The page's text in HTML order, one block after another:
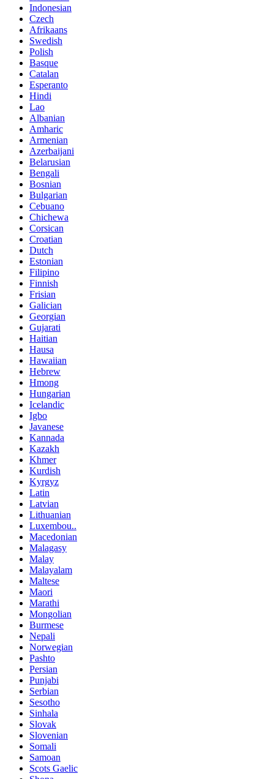
Indonesian
Czech
Afrikaans
Swedish
Polish
Basque
Catalan
Esperanto
Hindi
Lao
Albanian
Amharic
Armenian
Azerbaijani
Belarusian
Bengali
Bosnian
Bulgarian
Cebuano
Chichewa
Corsican
Croatian
Dutch
Estonian
Filipino
Finnish
Frisian
Galician
Georgian
Gujarati
Haitian
Hausa
Hawaiian
Hebrew
Hmong
Hungarian
Icelandic
Igbo
Javanese
Kannada
Kazakh
Khmer
Kurdish
Kyrgyz
Latin
Latvian
Lithuanian
Luxembou..
Macedonian
Malagasy
Malay
Malayalam
Maltese
Maori
Marathi
Mongolian
Burmese
Nepali
Norwegian
Pashto
Persian
Punjabi
Serbian
Sesotho
Sinhala
Slovak
Slovenian
Somali
Samoan
Scots Gaelic